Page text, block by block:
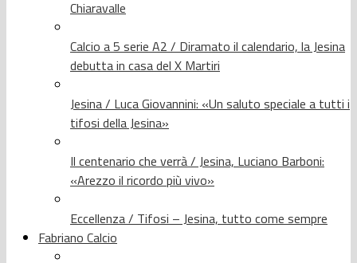
Chiaravalle
Calcio a 5 serie A2 / Diramato il calendario, la Jesina
debutta in casa del X Martiri
Jesina / Luca Giovannini: «Un saluto speciale a tutti i
tifosi della Jesina»
Il centenario che verrà / Jesina, Luciano Barboni:
«Arezzo il ricordo più vivo»
Eccellenza / Tifosi – Jesina, tutto come sempre
Fabriano Calcio